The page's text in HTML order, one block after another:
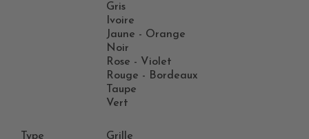
Gris
Ivoire
Jaune - Orange
Noir
Rose - Violet
Rouge - Bordeaux
Taupe
Vert
Type Grille